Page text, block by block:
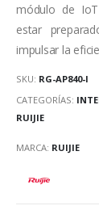
módulo de
estar
impulsar la
SKU: RG-AP840-I
CATEGORÍAS:
RUIJIE
MARCA: RUIJIE